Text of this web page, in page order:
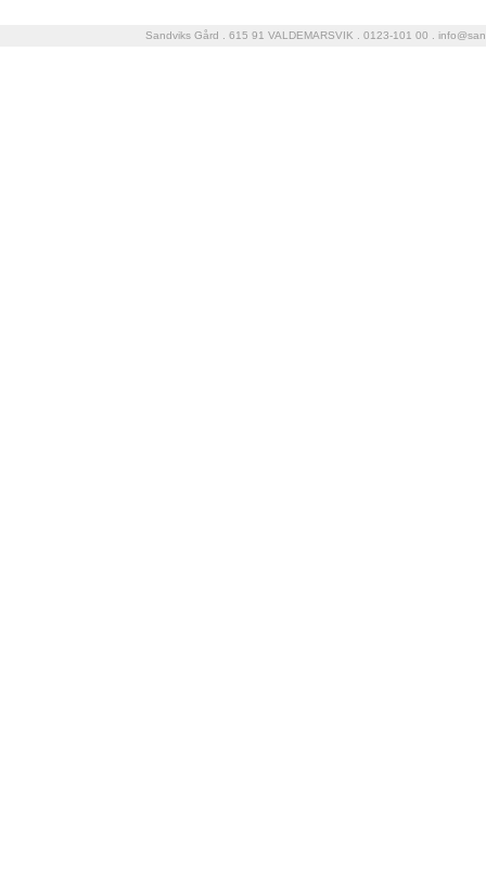
Sandviks Gård . 615 91 VALDEMARSVIK . 0123-101 00 .